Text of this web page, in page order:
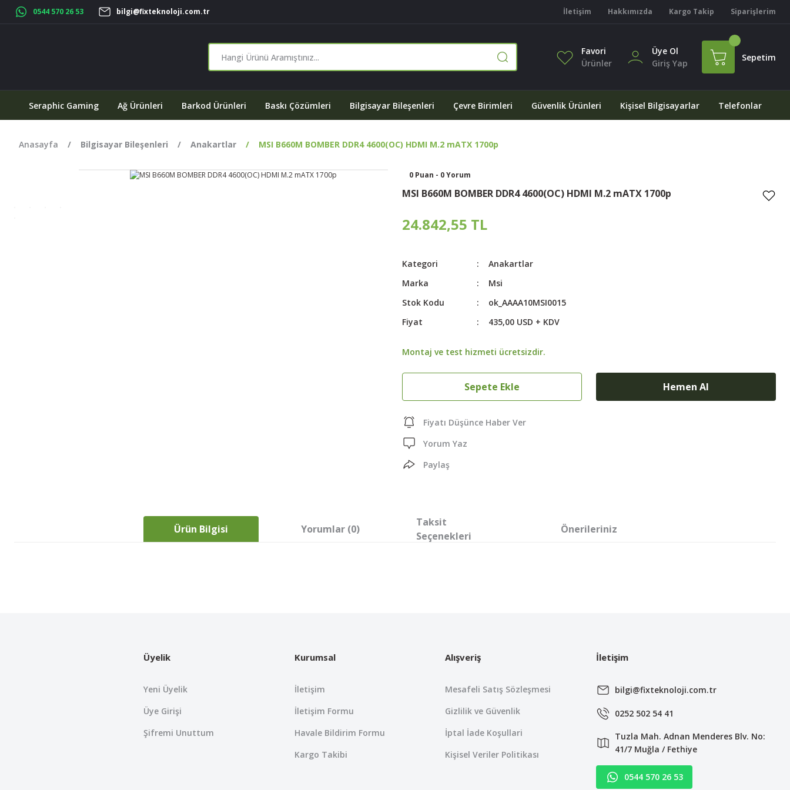
0544 570 26 53 bilgi@fixteknoloji.com.tr İletişim Hakkımızda Kargo Takip Siparişlerim
Favori
Ürünler
Üye Ol
Giriş Yap
Sepetim
Seraphic Gaming Ağ Ürünleri Barkod Ürünleri Baskı Çözümleri Bilgisayar Bileşenleri Çevre Birimleri Güvenlik Ürünleri Kişisel Bilgisayarlar Telefonlar
Anasayfa Bilgisayar Bileşenleri Anakartlar MSI B660M BOMBER DDR4 4600(OC) HDMI M.2 mATX 1700p
0 Puan - 0 Yorum
MSI B660M BOMBER DDR4 4600(OC) HDMI M.2 mATX 1700p
24.842,55 TL
Kategori
Anakartlar
Marka
Msi
Stok Kodu
ok_AAAA10MSI0015
Fiyat
435,00 USD + KDV
Montaj ve test hizmeti ücretsizdir.
Sepete Ekle Hemen Al
Fiyatı Düşünce Haber Ver
Yorum Yaz
Paylaş
Ürün Bilgisi Yorumlar (0)
Taksit
Seçenekleri
Önerileriniz
Ürün bilgilerinde hatalar bulunuyor.
Bu ürüne benzer farklı alternatifler olmalı.
Üyelik
Yeni Üyelik
Üye Girişi
Şifremi Unuttum
Kurumsal
İletişim
İletişim Formu
Havale Bildirim Formu
Kargo Takibi
Alışveriş
Mesafeli Satış Sözleşmesi
Gizlilik ve Güvenlik
İptal İade Koşullari
Kişisel Veriler Politikası
İletişim
bilgi@fixteknoloji.com.tr
0252 502 54 41
Tuzla Mah. Adnan Menderes Blv. No:
41/7 Muğla / Fethiye
0544 570 26 53